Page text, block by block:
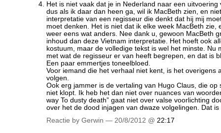
Het is niet vaak dat je in Nederland naar een uitvoering
dus als ik daar dan heen ga, wil ik MacBeth zien, en
interpretatie van een regisseur die denkt dat hij mij
moet denken. Het is niet dat ik elke week MacBeth zie,
weer eens wat anders. Nee dank u, gewoon MacBeth
inhoud dan deze Vietnam interpretatie. Het hoeft ook
kostuum, maar de volledige tekst is wel het minste. Nu
met wat de regisseur er van heeft begrepen, en dat is
Een paar emmertjes toneelbloed.
Voor iemand die het verhaal niet kent, is het overigens
volgen.
Ook erg jammer is de vertaling van Hugo Claus, die op
niet klopt. Ik heb het dan niet over nuances van
way To dusty death” gaat niet over valse voorlichting
over het de dood injagen van dwaze volgelingen. Dat
Reactie by Gerwin — 20/8/2012 @ 22:17